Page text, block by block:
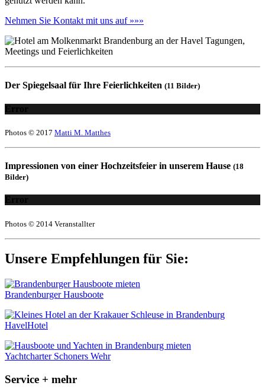
Nehmen Sie Kontakt mit uns auf »»»
Der Spiegelsaal für Ihre Feierlichkeiten (11 Bilder)
Error
Photos © 2017 Matti M. Matthes
Impressionen von einer Hochzeitsfeier in unserem Hause (18
Bilder)
Error
Photos © 2014 Veranstallter
Unsere Empfehlungen für Sie:
Brandenburger Hausboote
HavelHotel
Yachtcharter Schoners Wehr
Service + mehr